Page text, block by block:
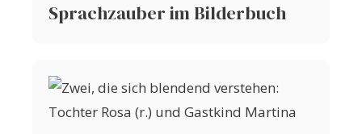
Sprachzauber im Bilderbuch